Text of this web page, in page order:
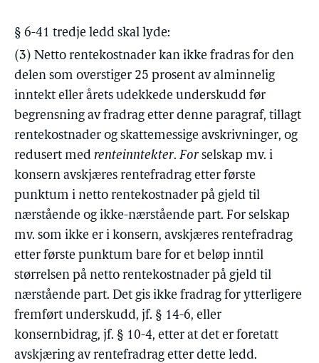
§ 6-41 tredje ledd skal lyde:
(3) Netto rentekostnader kan ikke fradras for den
delen som overstiger 25 prosent av alminnelig
inntekt eller årets udekkede underskudd før
begrensning av fradrag etter denne paragraf, tillagt
rentekostnader og skattemessige avskrivninger, og
redusert med renteinntekter. For selskap mv. i
konsern avskjæres rentefradrag etter første
punktum i netto rentekostnader på gjeld til
nærstående og ikke-nærstående part. For selskap
mv. som ikke er i konsern, avskjæres rentefradrag
etter første punktum bare for et beløp inntil
størrelsen på netto rentekostnader på gjeld til
nærstående part. Det gis ikke fradrag for ytterligere
fremført underskudd, jf. § 14-6, eller
konsernbidrag, jf. § 10-4, etter at det er foretatt
avskjæring av rentefradrag etter dette ledd.